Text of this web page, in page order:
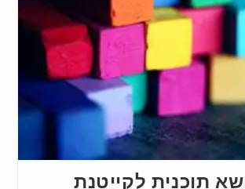
תוכנית לקייטנת